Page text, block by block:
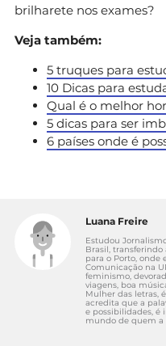
brilharete nos exames?
Veja também:
5 truques para
10 Dicas para
Qual é o melhor
5 dicas para ser
6 países onde é
Luana Freire
Estudou
Brasil, transferindo
para o Porto, onde
Comunicação na
feminismo,
viagens, boa
Mulher das letras,
acredita que a
e possibilidades, é
mundo de quem a